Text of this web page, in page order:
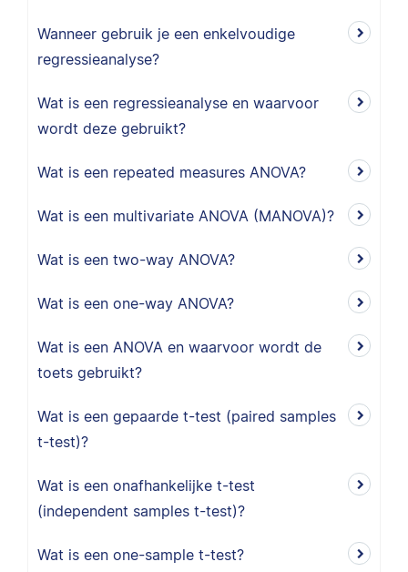
Wanneer gebruik je een enkelvoudige
regressieanalyse?
Wat is een regressieanalyse en waarvoor
wordt deze gebruikt?
Wat is een repeated measures ANOVA?
Wat is een multivariate ANOVA (MANOVA)?
Wat is een two-way ANOVA?
Wat is een one-way ANOVA?
Wat is een ANOVA en waarvoor wordt de
toets gebruikt?
Wat is een gepaarde t-test (paired samples
t-test)?
Wat is een onafhankelijke t-test
(independent samples t-test)?
Wat is een one-sample t-test?